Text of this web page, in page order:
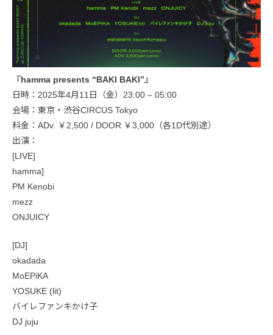
『hamma presents “BAKI BAKI”』
日時：2025年4月11日（金）23:00 – 05:00
会場：東京・渋谷CIRCUS Tokyo
料金：ADv. ￥2,500 / DOOR ￥3,000（各1D代別途）
出演：
[LIVE]
hamma]
PM Kenobi
mezz
ONJUICY
[DJ]
okadada
MoEPiKA
YOSUKE (lit)
バイレファンキかけ子
DJ juju